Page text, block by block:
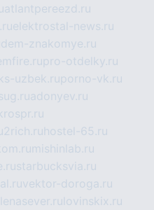
atlantpereezd.ru
elektrostal-news.ru
znakomye.ru
pro-otdelky.ru
uzbek.ruporno-vk.ru
adonyev.ru
2rich.ru hostel-65.ru
mishinlab.ru
starbucksvia.ru
vektor-doroga.ru
lenasever.ru lovinskix.ru